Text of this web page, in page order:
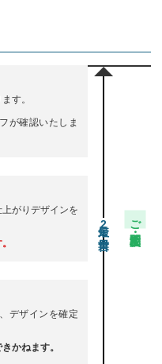
す。
が確認いたしま
がりデザインを
デザインを確定
かねます。
2 ご注文・校正期間